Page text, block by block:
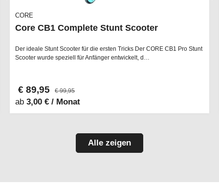
CORE
Core CB1 Complete Stunt Scooter
Der ideale Stunt Scooter für die ersten Tricks Der CORE CB1 Pro Stunt
Scooter wurde speziell für Anfänger entwickelt, d…
€ 89,95 € 99,95
ab 3,00 € / Monat
Alle zeigen